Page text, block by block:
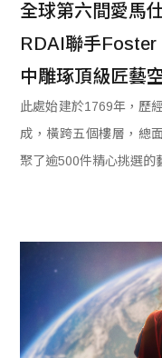
全球第六間愛馬
RDAI聯手
中雕琢頂級匠藝
此處始建於1769年，歷
成，橫跨五個樓層，總
聚了逾500件精心挑選的